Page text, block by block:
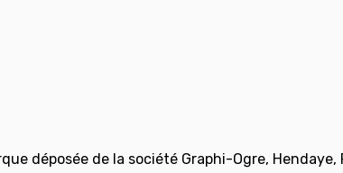
déposée de la société Graphi-Ogre,